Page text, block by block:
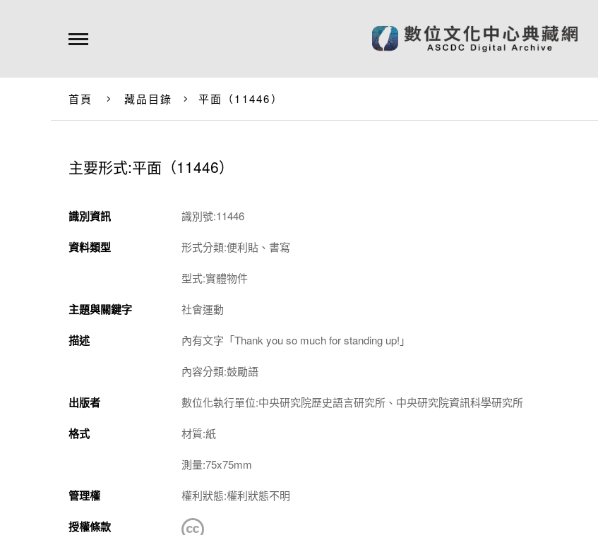
首頁 藏品目錄 平面（11446）
主要形式:平面（11446）
識別資訊 識別號:11446
資料類型 形式分類:便利貼、書寫
型式:實體物件
主題與關鍵字 社會運動
描述 內有文字「Thank you so much for standing up!」
內容分類:鼓勵語
出版者 數位化執行單位:中央研究院歷史語言研究所、中央研究院資訊科學研究所
格式 材質:紙
測量:75x75mm
管理權 權利狀態:權利狀態不明
授權條款